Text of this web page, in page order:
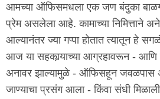
आमच्या ऑफिसमधला एक जण बंदुका
प्रेम असलेला आहे. कामाच्या निमित्ताने
आल्यानंतर ज्या गप्पा होतात त्यातून हे
आज या सहकार्‍याच्या आग्रहावरून -
अनावर झाल्यामुळे - ऑफिसहून जवळपास
जाण्याचा प्रसंग आला - किंवा संधी